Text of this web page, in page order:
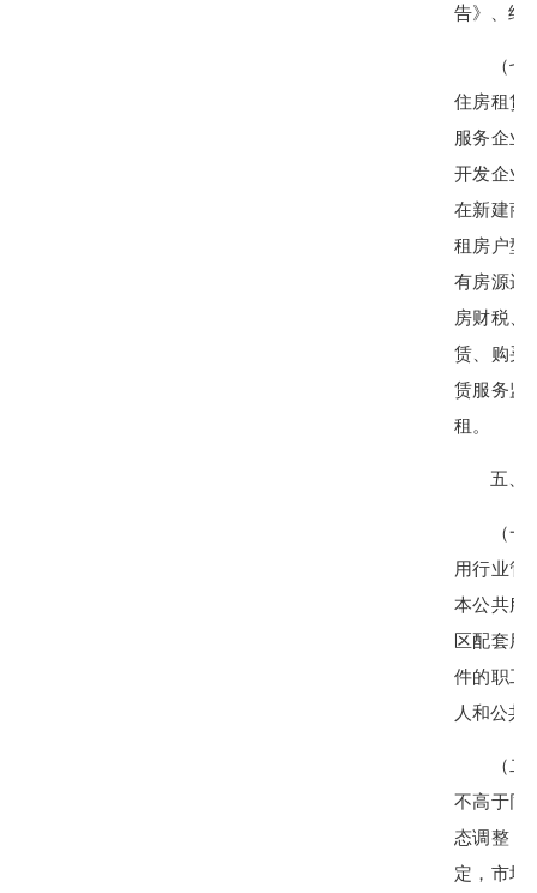
告》、结
（七）
住房租赁
服务企业
开发企业
在新建商
租房户型
有房源运
房财税、
赁、购买
赁服务监
租。
五、运
（一）
用行业管
本公共服
区配套用
件的职工
人和公共
（二）
不高于同
态调整，
定，市场